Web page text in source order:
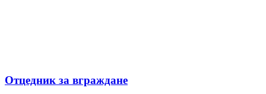
Отцедник за вграждане